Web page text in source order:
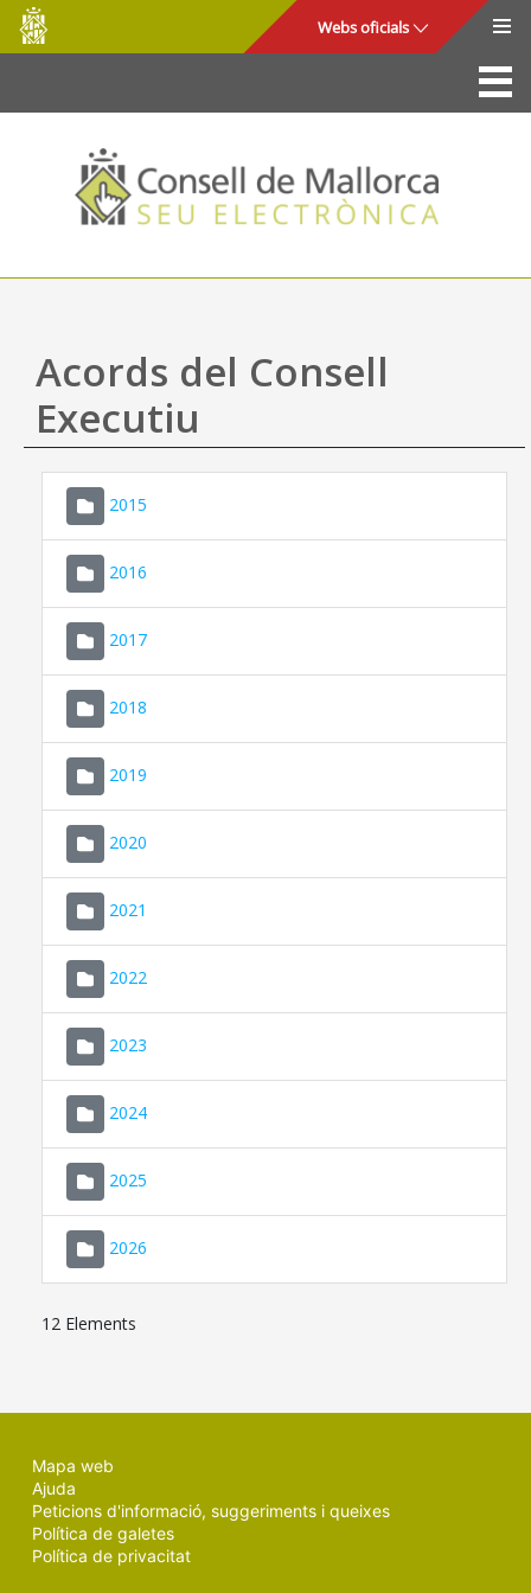
Salta al contingut principal
Consell
de
Mallorca
Webs oficials
La Seu
Consell de Mallorca
Accés i seguretat
Utilitats
Ajuda
Acords del Consell
Executiu
2015
2016
2017
2018
2019
2020
2021
2022
2023
2024
2025
2026
12 Elements
Mapa web
Ajuda
Peticions d'informació, suggeriments i queixes
Política de galetes
Política de privacitat